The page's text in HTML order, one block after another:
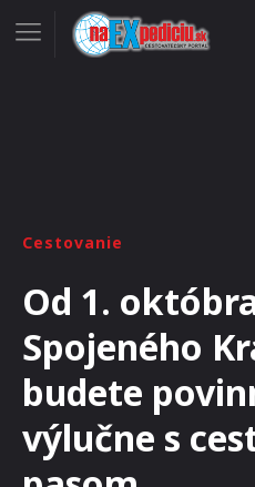
Cestovanie
Od 1.
Spojeného
budete
výlučne s